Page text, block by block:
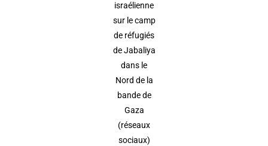
israélienne
sur le camp
de réfugiés
de Jabaliya
dans le
Nord de la
bande de
Gaza
(réseaux
sociaux)